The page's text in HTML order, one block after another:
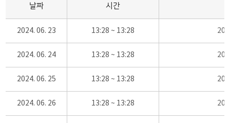
날짜 시간
2024. 06. 23 13:28 ~ 13:28
2024. 06. 24 13:28 ~ 13:28
2024. 06. 25 13:28 ~ 13:28
2024. 06. 26 13:28 ~ 13:28